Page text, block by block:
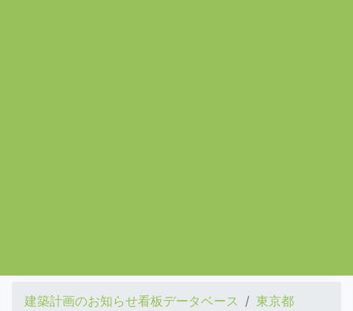
建築計画のお知らせ看板データベース
東京都